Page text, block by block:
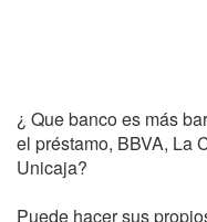
¿ Que banco es más
el préstamo, BBVA, La
Unicaja?
Puede hacer sus